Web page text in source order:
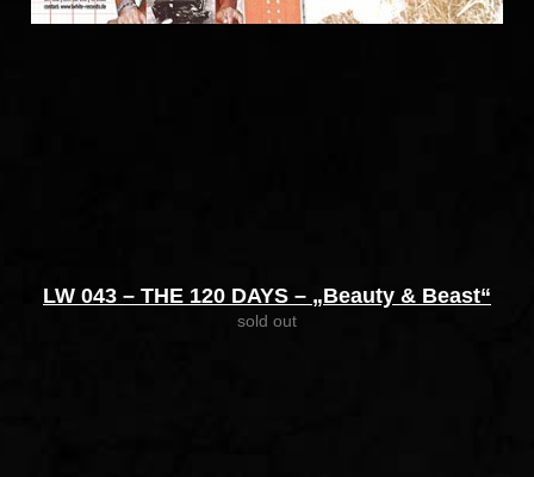
LW 043 – THE 120 DAYS – „Beauty & Beast“
sold out